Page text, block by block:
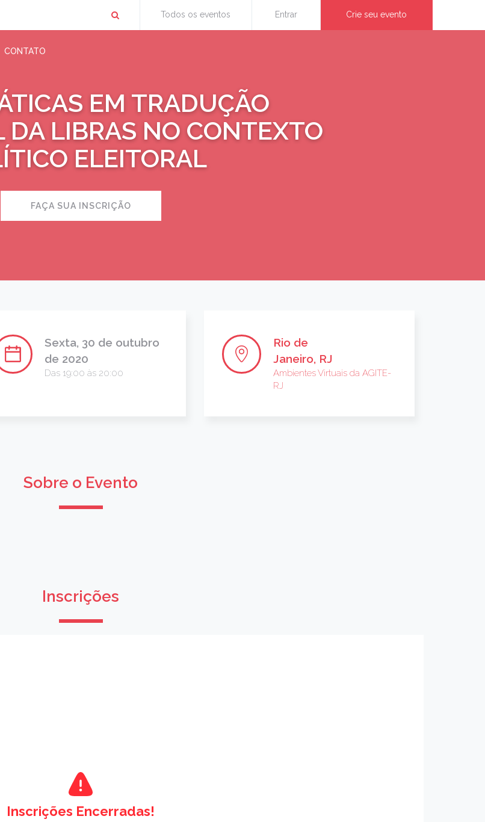
Todos os eventos Entrar Crie seu evento
CONTATO
EM TRADUÇÃO
DA LIBRAS NO CONTEXTO
ELEITORAL
FAÇA SUA INSCRIÇÃO
Sexta, 30 de outubro
de 2020
Das 19:00 às 20:00
Rio de
Janeiro, RJ
Ambientes Virtuais da AGITE-
RJ
Sobre o Evento
Inscrições
Inscrições Encerradas!